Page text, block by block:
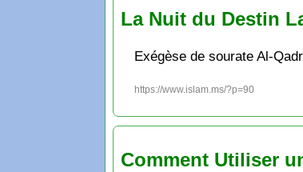
La Nuit du Destin
Exégèse de sourate Al-
https://www.islam.ms/?p=90
Comment Utiliser